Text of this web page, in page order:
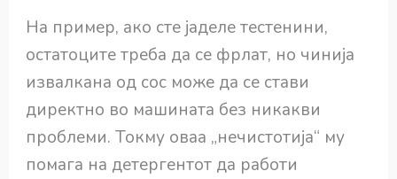
На пример, ако сте јаделе тестенини,
остатоците треба да се фрлат, но чинија
извалкана од сос може да се стави
директно во машината без никакви
проблеми. Токму оваа „нечистотија“ му
помага на детергентот да работи